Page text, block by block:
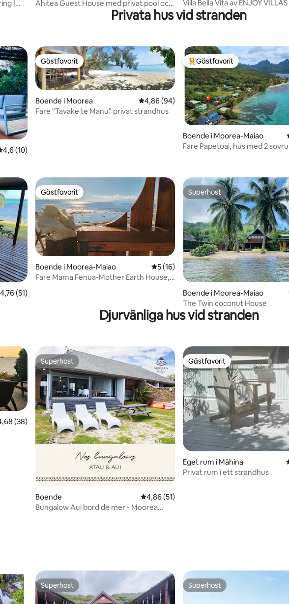
|
Ahitea Guest House med privat pool och
Villa Bella Vita av ENJOY VILLAS
Privata hus vid stranden
av 5 i genomsnittligt betyg, 10 omdömen
4,6 (10)
Gästfavorit
Gästfavorit
Boende i Moorea 4,86 av 5 i genomsnittligt betyg, 94
4,86 (94)
Fare "Tavake te Manu" privat strandhus
Populär gästfavorit
Gästfavorit
Boende i Moorea-Maiao
Fare Papetoai, hus med 2
av 5 i genomsnittligt betyg, 51 omdömen
4,76 (51)
Gästfavorit
Gästfavorit
Boende i Moorea-Maiao 5 av 5 i genomsnittligt betyg, 16
5 (16)
Fare Mama Fenua-Mother Earth House,
Superhost
Superhost
Boende i Moorea-Maiao
The Twin coconut House
Djurvänliga hus vid stranden
av 5 i genomsnittligt betyg, 38 omdömen
(38)
Superhost
Superhost
Boende 4,86 av 5 i genomsnittligt betyg, 51
4,86 (51)
Bungalow Aui bord de mer - Moorea
Gästfavorit
Gästfavorit
Eget rum i Māhina
Privat rum i ett strandhus
Superhost
Superhost Superhost
Superhost